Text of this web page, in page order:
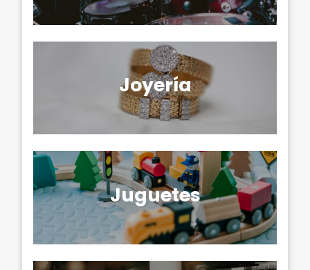
Joyería
Juguetes